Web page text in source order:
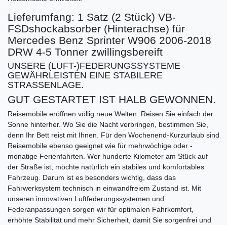
Lieferumfang: 1 Satz (2 Stück) VB-
FSDshockabsorber (Hinterachse) für
Mercedes Benz Sprinter W906 2006-2018
DRW 4-5 Tonner zwillingsbereift
UNSERE (LUFT-)FEDERUNGSSYSTEME
GEWÄHRLEISTEN EINE STABILERE
STRASSENLAGE.
GUT GESTARTET IST HALB GEWONNEN.
Reisemobile eröffnen völlig neue Welten. Reisen Sie einfach der
Sonne hinterher. Wo Sie die Nacht verbringen, bestimmen Sie,
denn Ihr Bett reist mit Ihnen. Für den Wochenend-Kurzurlaub sind
Reisemobile ebenso geeignet wie für mehrwöchige oder -
monatige Ferienfahrten. Wer hunderte Kilometer am Stück auf
der Straße ist, möchte natürlich ein stabiles und komfortables
Fahrzeug. Darum ist es besonders wichtig, dass das
Fahrwerksystem technisch in einwandfreiem Zustand ist. Mit
unseren innovativen Luftfederungssystemen und
Federanpassungen sorgen wir für optimalen Fahrkomfort,
erhöhte Stabilität und mehr Sicherheit, damit Sie sorgenfrei und